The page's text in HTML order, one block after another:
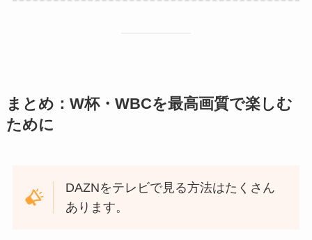
まとめ：W杯・WBCを最高画質で楽しむ
ために
DAZNをテレビで見る方法はたくさん
あります。